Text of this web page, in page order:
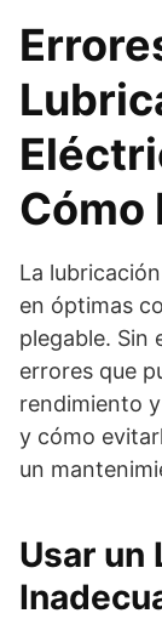
Cómo
La
en óptimas
plegable. Sin
errores que
rendimiento
y cómo
un
Usar un